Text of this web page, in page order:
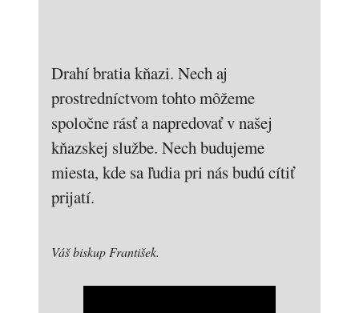
Drahí bratia kňazi. Nech aj
prostredníctvom tohto môžeme
spoločne rásť a napredovať v našej
kňazskej službe. Nech budujeme
miesta, kde sa ľudia pri nás budú cítiť
prijatí.
Váš biskup František.